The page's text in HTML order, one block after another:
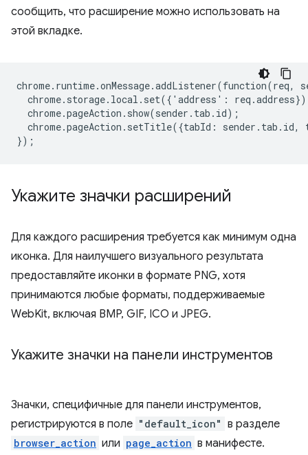
сообщить, что расширение можно использовать на
этой вкладке.
chrome. runtime.onMessage.addListener(function(req,
chrome. storage. local . set({ ' address ' : req .address})
chrome.pageAction . show(sender . tab . id);
chrome.pageAction . setTitle({tabId : sender . tab . id,
});
Укажите значки расширений
Для каждого расширения требуется как минимум одна
иконка. Для наилучшего визуального результата
предоставляйте иконки в формате PNG, хотя
принимаются любые форматы, поддерживаемые
WebKit, включая BMP, GIF, ICO и JPEG.
Укажите значки на панели инструментов
Значки, специфичные для панели инструментов,
регистрируются в поле "default_icon" в разделе
browser_action или page_action в манифесте.